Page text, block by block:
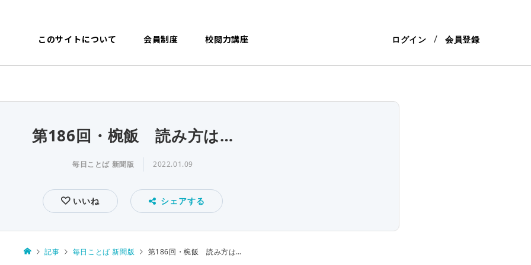
このサイトについて 会員制度 校閲力講座 ログイン 会員登録
第186回・椀飯 読み方は…
毎日ことば 新聞版 2022.01.09
いいね シェアする
記事 毎日ことば 新聞版 第186回・椀飯 読み方は…